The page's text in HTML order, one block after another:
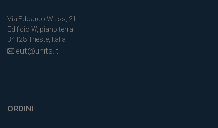
Via Edoardo Weiss, 21
Edificio W, piano terra
34128 Trieste, Italia
eut@units.it
ORDINI